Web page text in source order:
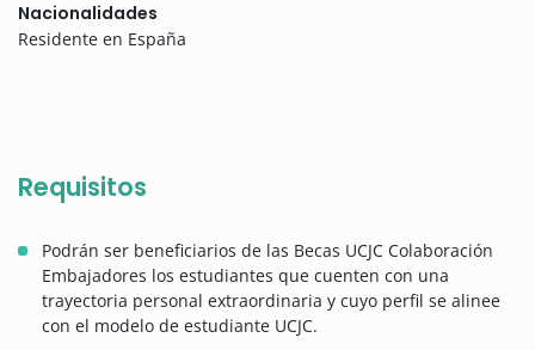
Nacionalidades
Residente en España
Requisitos
Podrán ser beneficiarios de las Becas UCJC Colaboración
Embajadores los estudiantes que cuenten con una
trayectoria personal extraordinaria y cuyo perfil se alinee
con el modelo de estudiante UCJC.